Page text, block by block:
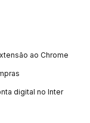
dessa
e atrás das
ao Chrome
digital no Inter